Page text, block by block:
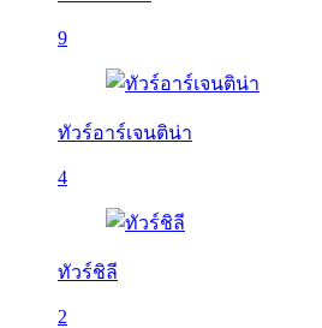
9
ทัวร์อาร์เจนติน่า
4
ทัวร์ชิลี
2